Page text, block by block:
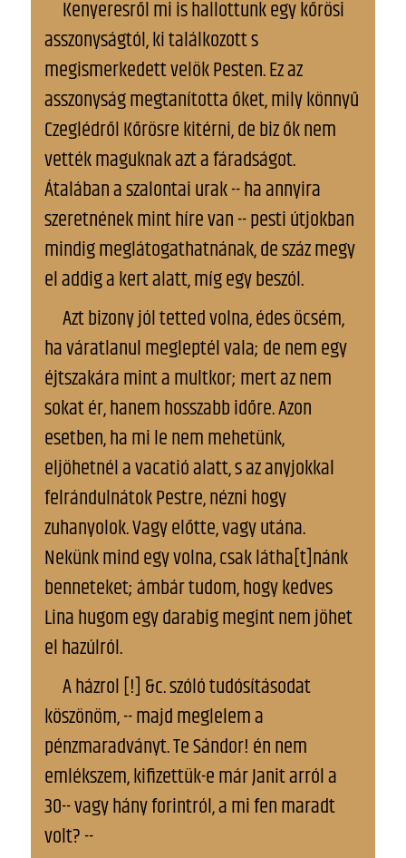
Kenyeresről mi is hallottunk egy kőrösi
asszonyságtól, ki találkozott s
megismerkedett velök Pesten. Ez az
asszonyság megtanította őket, mily könnyű
Czeglédről Kőrösre kitérni, de biz ők nem
vették maguknak azt a fáradságot.
Átalában a szalontai urak -- ha annyira
szeretnének mint híre van -- pesti útjokban
mindig meglátogathatnának, de száz megy
el addig a kert alatt, míg egy beszól.
Azt bizony jól tetted volna, édes öcsém,
ha váratlanul megleptél vala; de nem egy
éjtszakára mint a multkor; mert az nem
sokat ér, hanem hosszabb időre. Azon
esetben, ha mi le nem mehetünk,
eljöhetnél a vacatió alatt, s az anyjokkal
felrándulnátok Pestre, nézni hogy
zuhanyolok. Vagy előtte, vagy utána.
Nekünk mind egy volna, csak látha[t]nánk
benneteket; ámbár tudom, hogy kedves
Lina hugom egy darabig megint nem jöhet
el hazúlról.
A házrol [!] &c. szóló tudósításodat
köszönöm, -- majd meglelem a
pénzmaradványt. Te Sándor! én nem
emlékszem, kifizettük-e már Janit arról a
30-- vagy hány forintról, a mi fen maradt
volt? --